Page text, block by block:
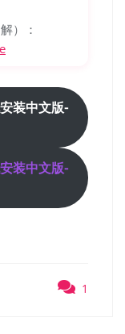
）：
装中文版-
装中文版-
1